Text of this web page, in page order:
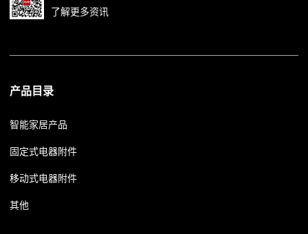
了解更多资讯
产品目录
智能家居产品
固定式电器附件
移动式电器附件
其他